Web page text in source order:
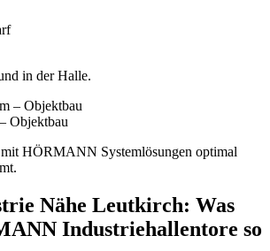
in der Halle.
Objektbau
HÖRMANN Systemlösungen optimal
Nähe Leutkirch: Was
Industriehallentore so